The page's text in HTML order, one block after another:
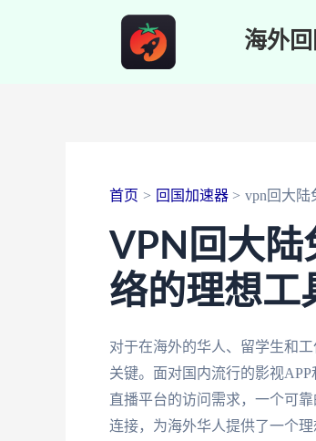
海外
首页 回国加速器 vpn回大陆
VPN回大陆
络的理想工
对于在海外的华人、留学生和
关键。面对国内流行的影视
直播平台的访问需求，一个可
连接，为海外华人提供了一个